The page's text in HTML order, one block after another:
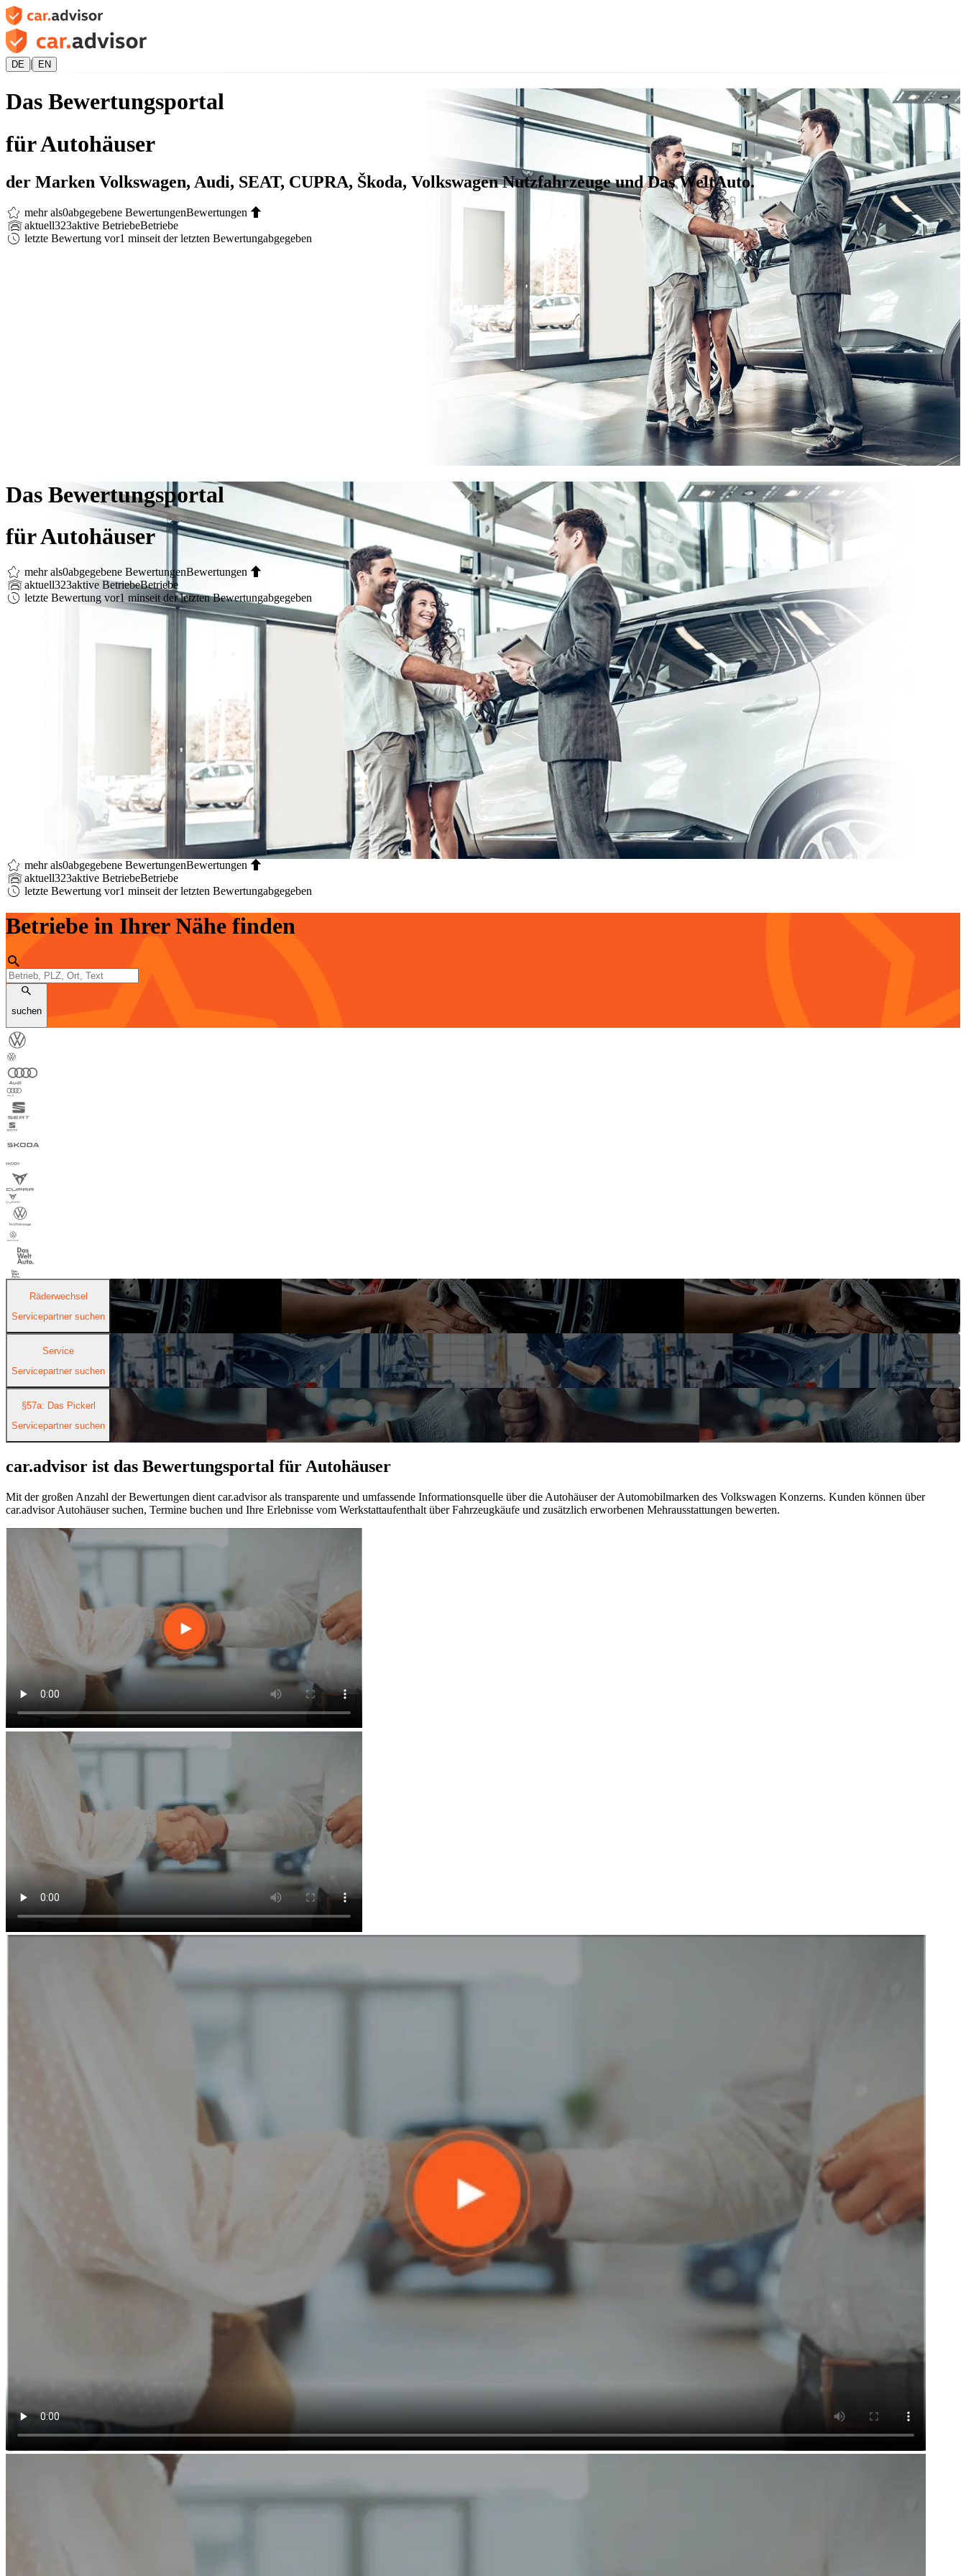
DE | EN
Das Bewertungsportal
für Autohäuser
der Marken Volkswagen, Audi, SEAT, CUPRA, Škoda, Volkswagen Nutzfahrzeuge und Das WeltAuto.
mehr als0abgegebene BewertungenBewertungen
aktuell323aktive BetriebeBetriebe
letzte Bewertung vor1 minseit der letzten Bewertungabgegeben
Das Bewertungsportal
für Autohäuser
mehr als0abgegebene BewertungenBewertungen
aktuell323aktive BetriebeBetriebe
letzte Bewertung vor1 minseit der letzten Bewertungabgegeben
mehr als0abgegebene BewertungenBewertungen
aktuell323aktive BetriebeBetriebe
letzte Bewertung vor1 minseit der letzten Bewertungabgegeben
Betriebe in Ihrer Nähe finden
suchen
Räderwechsel
Servicepartner suchen
Service
Servicepartner suchen
§57a: Das Pickerl
Servicepartner suchen
car.advisor ist das Bewertungsportal für Autohäuser
Mit der großen Anzahl der Bewertungen dient car.advisor als transparente und umfassende Informationsquelle über die Autohäuser der Automobilmarken des Volkswagen Konzerns. Kunden können über
car.advisor Autohäuser suchen, Termine buchen und Ihre Erlebnisse vom Werkstattaufenthalt über Fahrzeugkäufe und zusätzlich erworbenen Mehrausstattungen bewerten.